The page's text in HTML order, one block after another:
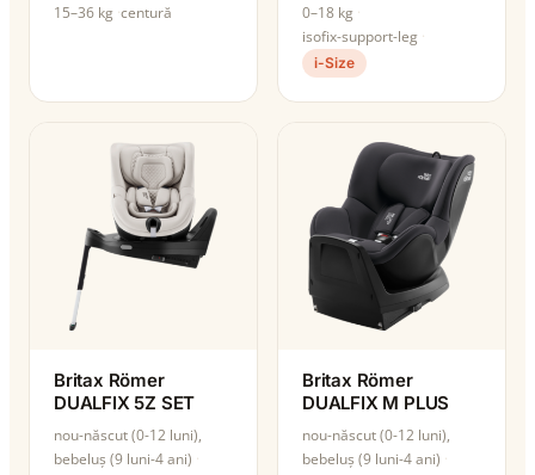
15–36 kg centură
0–18 kg
isofix-support-leg
i-Size
Britax Römer
DUALFIX 5Z SET
nou-născut (0-12 luni),
bebeluș (9 luni-4 ani)
Britax Römer
DUALFIX M PLUS
nou-născut (0-12 luni),
bebeluș (9 luni-4 ani)